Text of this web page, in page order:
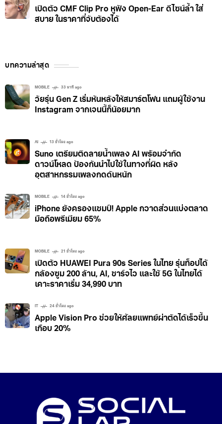
เปิดตัว CMF Clip Pro หูฟัง Open-Ear ดีไซน์ล้ำ ใส่
สบาย ในราคาที่จับต้องได้
บทความล่าสุด
MOBILE 33 นาที ago
วัยรุ่น Gen Z เริ่มหันหลังให้สมาร์ตโฟน แถมผู้ใช้งาน
Instagram จากเจนนี้ก็น้อยมาก
AI 13 ชั่วโมง ago
Suno เตรียมติดลายน้ำเพลง AI พร้อมจำกัด
ดาวน์โหลด ป้องกันนำไปใช้ในทางที่ผิด หลัง
อุตสาหกรรมเพลงกดดันหนัก
MOBILE 14 ชั่วโมง ago
iPhone ยังครองแชมป์! Apple กวาดส่วนแบ่งตลาด
มือถือพรีเมียม 65%
MOBILE 21 ชั่วโมง ago
เปิดตัว HUAWEI Pura 90s Series ในไทย รุ่นท็อปได้
กล้องซูม 200 ล้าน, AI, ชาร์จไว และใช้ 5G ในไทยได้
เคาะราคาเริ่ม 34,990 บาท
24 ชั่วโมง ago
Apple Vision Pro ช่วยให้ศัลยแพทย์ผ่าตัดได้เร็วขึ้น
เกือบ 20%